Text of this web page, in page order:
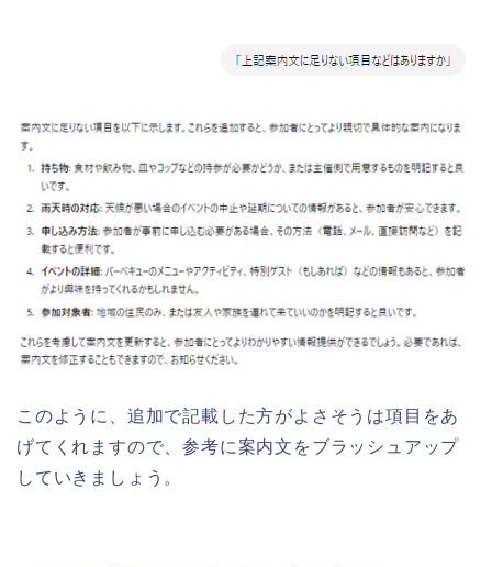
このように、追加で記載した方がよさそうは項目をあ
げてくれますので、参考に案内文をブラッシュアップ
していきましょう。